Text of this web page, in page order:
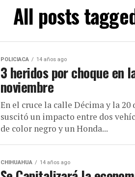
All posts
POLICIACA 14 años ago
3 heridos por choque en
noviembre
En el cruce la calle Décima y la 20
suscitó un impacto entre dos
de color negro y un Honda...
CHIHUAHUA 14 años ago